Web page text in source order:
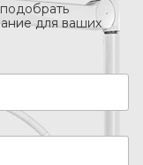
для ваших